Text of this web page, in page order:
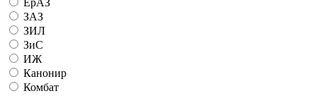
ЗАЗ
ЗИЛ
ЗиС
ИЖ
Канонир
Комбат